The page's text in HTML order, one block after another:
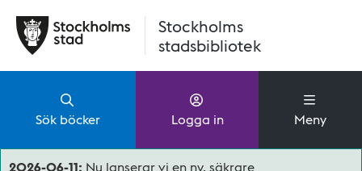
Stockholms
stadsbibliotek
Sök böcker Logga in Meny
2026-06-11: Nu lanserar vi en ny, säkrare